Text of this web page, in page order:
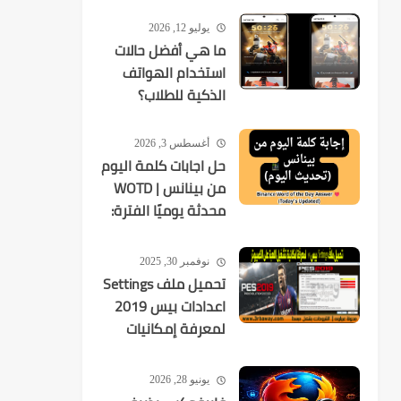
يوليو 12, 2026
ما هي أفضل حالات
استخدام الهواتف
الذكية للطلاب؟
أغسطس 3, 2026
حل اجابات كلمة اليوم
من بينانس | WOTD
محدثة يوميًا الفترة:
2026-08-09
نوفمبر 30, 2025
تحميل ملف Settings
اعدادات بيس 2019
لمعرفة إمكانيات
يونيو 28, 2026